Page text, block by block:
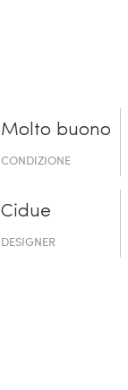
Molto buono
CONDIZIONE
Cidue
DESIGNER